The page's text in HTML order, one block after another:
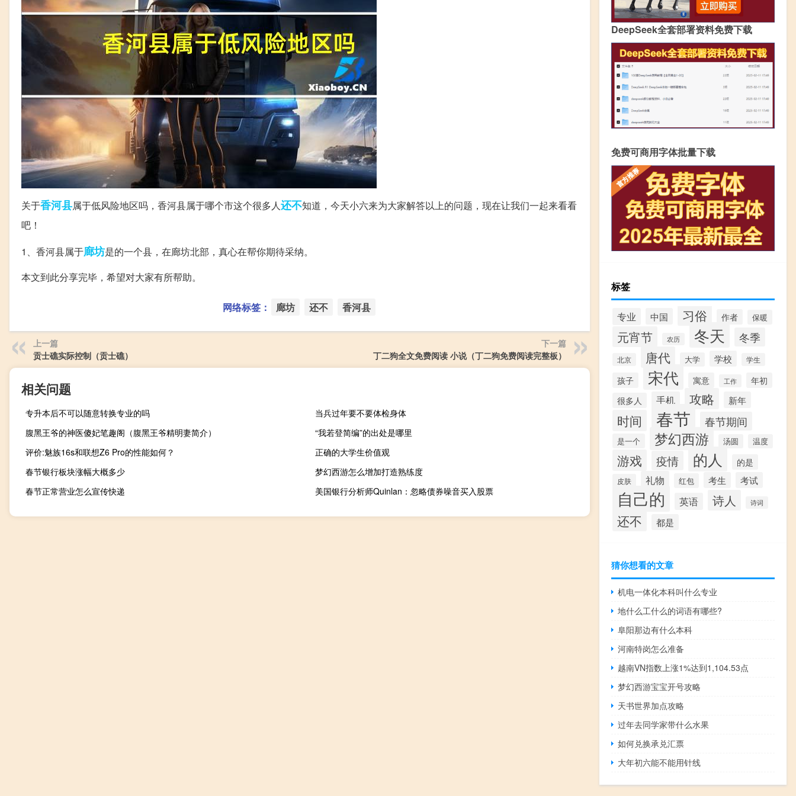
关于香河县属于低风险地区吗，香河县属于哪个市这个很多人还不知道，今天小六来为大家解答以上的问题，现在让我们一起来看看
吧！
1、香河县属于廊坊是的一个县，在廊坊北部，真心在帮你期待采纳。
本文到此分享完毕，希望对大家有所帮助。
网络标签： 廊坊 还不 香河县
上一篇
贡士礁实际控制（贡士礁）
下一篇
丁二狗全文免费阅读 小说（丁二狗免费阅读完整板）
相关问题
专升本后不可以随意转换专业的吗
当兵过年要不要体检身体
腹黑王爷的神医傻妃笔趣阁（腹黑王爷精明妻简介）
“我若登简编”的出处是哪里
评价:魅族16s和联想Z6 Pro的性能如何？
正确的大学生价值观
春节银行板块涨幅大概多少
梦幻西游怎么增加打造熟练度
春节正常营业怎么宣传快递
美国银行分析师Quinlan：忽略债券噪音买入股票
DeepSeek全套部署资料免费下载
免费可商用字体批量下载
标签
专业 中国 习俗 作者 保暖
元宵节 农历 冬天 冬季
北京 唐代 大学 学校 学生
孩子 宋代 寓意 工作
年初
很多人
手机 攻略 新年
时间 春节 春节期间
是一个 梦幻西游 汤圆 温度
游戏 疫情 的人 的是
皮肤 礼物 红包 考生 考试
自己的 英语 诗人 诗词
还不 都是
猜你想看的文章
机电一体化本科叫什么专业
地什么工什么的词语有哪些?
阜阳那边有什么本科
河南特岗怎么准备
越南VN指数上涨1%达到1,104.53点
梦幻西游宝宝开号攻略
天书世界加点攻略
过年去同学家带什么水果
如何兑换承兑汇票
大年初六能不能用针线